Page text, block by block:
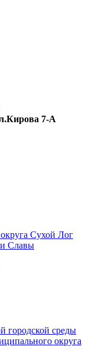
7-А
Сухой Лог
и Славы
городской среды
округа